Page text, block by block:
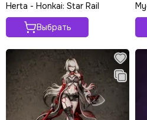
Herta - Honkai: Star Rail
Выбрать